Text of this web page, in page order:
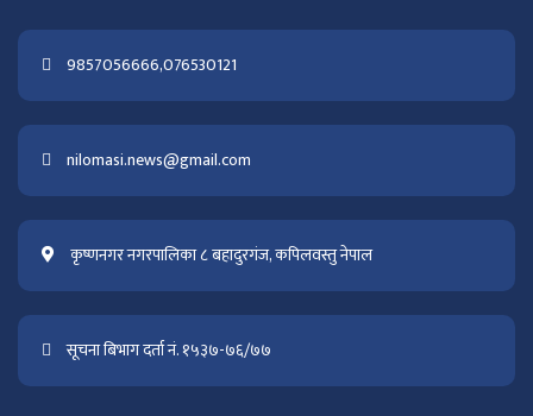
9857056666,076530121
nilomasi.news@gmail.com
कृष्णनगर नगरपालिका ८ बहादुरगंज, कपिलवस्तु नेपाल
सूचना बिभाग दर्ता नं. १५३७-७६/७७